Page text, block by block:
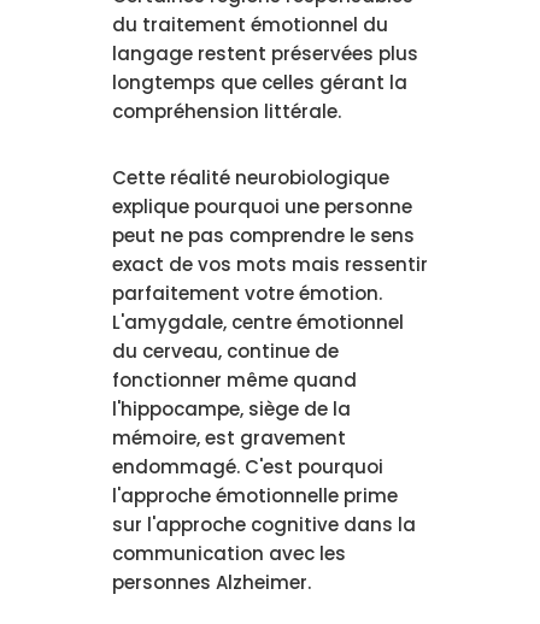
du traitement émotionnel du
langage restent préservées plus
longtemps que celles gérant la
compréhension littérale.
Cette réalité neurobiologique
explique pourquoi une personne
peut ne pas comprendre le sens
exact de vos mots mais ressentir
parfaitement votre émotion.
L'amygdale, centre émotionnel
du cerveau, continue de
fonctionner même quand
l'hippocampe, siège de la
mémoire, est gravement
endommagé. C'est pourquoi
l'approche émotionnelle prime
sur l'approche cognitive dans la
communication avec les
personnes Alzheimer.